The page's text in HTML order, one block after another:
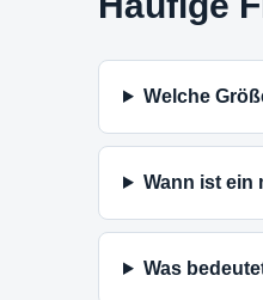
Welche
Wann ist ein
Was